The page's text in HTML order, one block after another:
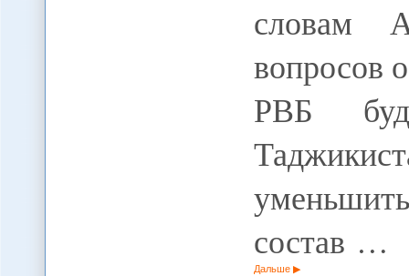
словам
вопросов
РВБ
состав …
Дальше